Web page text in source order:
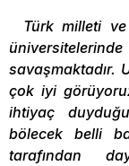
Türk milleti
savaşmaktadır.
çok iyi
ihtiyaç
bölecek belli
tarafından